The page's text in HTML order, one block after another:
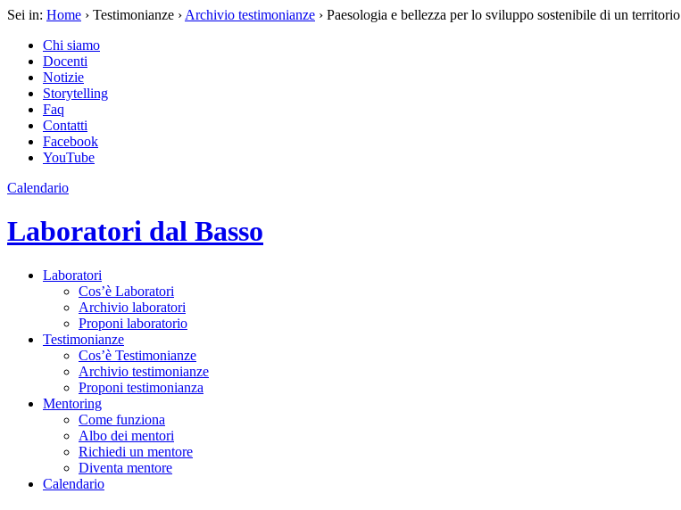
Sei in: Home › Testimonianze › Archivio testimonianze › Paesologia e bellezza per lo sviluppo sostenibile di un territorio
Chi siamo
Docenti
Notizie
Storytelling
Faq
Contatti
Facebook
YouTube
Calendario
Laboratori dal Basso
Laboratori
Cos’è Laboratori
Archivio laboratori
Proponi laboratorio
Testimonianze
Cos’è Testimonianze
Archivio testimonianze
Proponi testimonianza
Mentoring
Come funziona
Albo dei mentori
Richiedi un mentore
Diventa mentore
Calendario